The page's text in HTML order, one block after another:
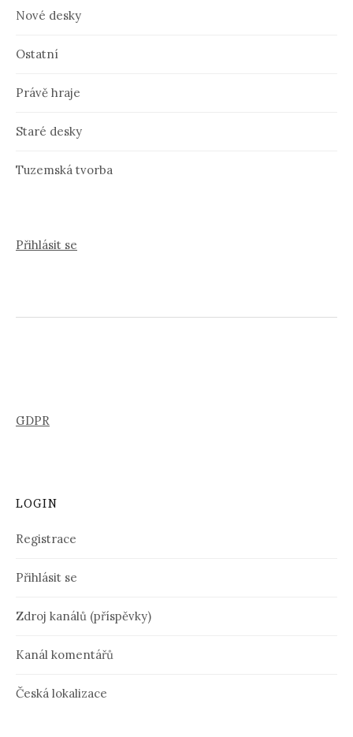
Nové desky
Ostatní
Právě hraje
Staré desky
Tuzemská tvorba
Přihlásit se
GDPR
LOGIN
Registrace
Přihlásit se
Zdroj kanálů (příspěvky)
Kanál komentářů
Česká lokalizace